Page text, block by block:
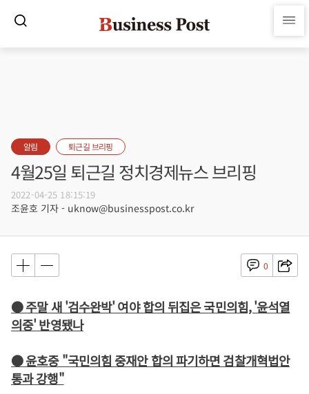
알림 퇴근길 브리핑
4월25일 퇴근길 정치경제뉴스 브리핑
2022-04-25 18:15:19
조윤호 기자 - uknow@businesspost.co.kr
0
● 주말 새 '검수완박' 여야 합의 뒤집은 국민의힘, '윤석열
의중' 반영됐나
● 윤호중 "국민의힘 중재안 합의 파기하면 검찰개혁법안
통과 강행"